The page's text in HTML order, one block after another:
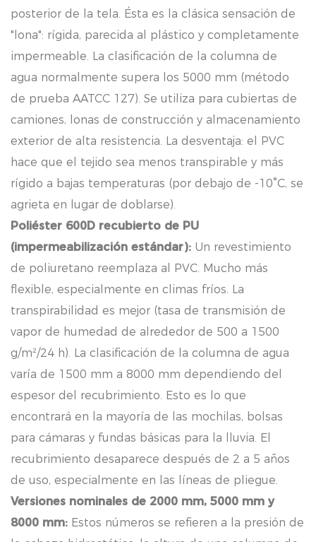
posterior de la tela. Ésta es la clásica sensación de
"lona": rígida, parecida al plástico y completamente
impermeable. La clasificación de la columna de
agua normalmente supera los 5000 mm (método
de prueba AATCC 127). Se utiliza para cubiertas de
camiones, lonas de construcción y almacenamiento
exterior de alta resistencia. La desventaja: el PVC
hace que el tejido sea menos transpirable y más
rígido a bajas temperaturas (por debajo de -10°C, se
agrieta en lugar de doblarse).
Poliéster 600D recubierto de PU
(impermeabilización estándar): Un revestimiento
de poliuretano reemplaza al PVC. Mucho más
flexible, especialmente en climas fríos. La
transpirabilidad es mejor (tasa de transmisión de
vapor de humedad de alrededor de 500 a 1500
g/m²/24 h). La clasificación de la columna de agua
varía de 1500 mm a 8000 mm dependiendo del
espesor del recubrimiento. Esto es lo que
encontrará en la mayoría de las mochilas, bolsas
para cámaras y fundas básicas para la lluvia. El
recubrimiento desaparece después de 2 a 5 años
de uso, especialmente en las líneas de pliegue.
Versiones nominales de 2000 mm, 5000 mm y
8000 mm: Estos números se refieren a la presión de